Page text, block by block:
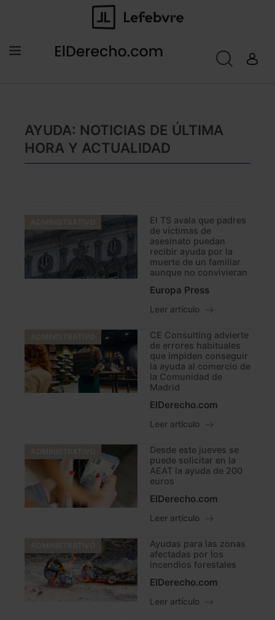
AYUDA: NOTICIAS DE ÚLTIMA
HORA Y ACTUALIDAD
El TS avala que padres
de víctimas de
asesinato puedan
recibir ayuda por la
muerte de un familiar
aunque no convivieran
Europa Press
Leer artículo
CE Consulting advierte
de errores habituales
que impiden conseguir
la ayuda al comercio de
la Comunidad de
Madrid
ElDerecho.com
Leer artículo
Desde este jueves se
puede solicitar en la
AEAT la ayuda de 200
euros
ElDerecho.com
Leer artículo
Ayudas para las zonas
afectadas por los
incendios forestales
ElDerecho.com
Leer artículo